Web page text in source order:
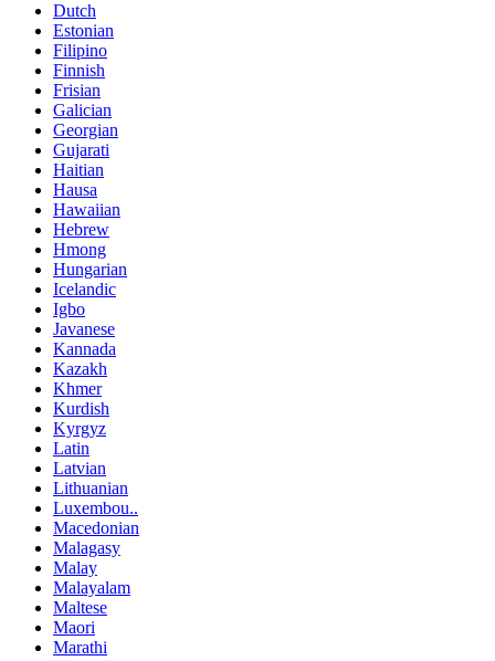
Dutch
Estonian
Filipino
Finnish
Frisian
Galician
Georgian
Gujarati
Haitian
Hausa
Hawaiian
Hebrew
Hmong
Hungarian
Icelandic
Igbo
Javanese
Kannada
Kazakh
Khmer
Kurdish
Kyrgyz
Latin
Latvian
Lithuanian
Luxembou..
Macedonian
Malagasy
Malay
Malayalam
Maltese
Maori
Marathi